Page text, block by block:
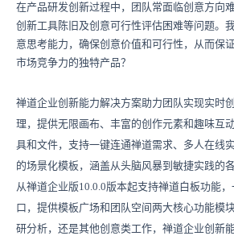
在产品研发创新过程中，团队常面临创意方向
创新工具陈旧及创意可行性评估困难等问题。
意思考能力，确保创意价值和可行性，从而保
市场竞争力的独特产品？
禅道企业创新能力解决方案助力团队实现实时
理，提供无限画布、丰富的创作元素和趣味互
具和文件，支持一键连通禅道需求、多人在线
的场景化模板，涵盖从头脑风暴到敏捷实践的各
从禅道企业版10.0.0版本起支持禅道白板功能
口，提供模板广场和团队空间两大核心功能模
研分析，还是其他创意类工作，禅道企业创新